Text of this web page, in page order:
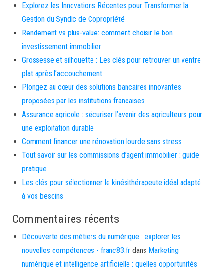
Explorez les Innovations Récentes pour Transformer la
Gestion du Syndic de Copropriété
Rendement vs plus-value: comment choisir le bon
investissement immobilier
Grossesse et silhouette : Les clés pour retrouver un ventre
plat après l’accouchement
Plongez au cœur des solutions bancaires innovantes
proposées par les institutions françaises
Assurance agricole : sécuriser l’avenir des agriculteurs pour
une exploitation durable
Comment financer une rénovation lourde sans stress
Tout savoir sur les commissions d’agent immobilier : guide
pratique
Les clés pour sélectionner le kinésithérapeute idéal adapté
à vos besoins
Commentaires récents
Découverte des métiers du numérique : explorer les
nouvelles compétences - franc83.fr dans Marketing
numérique et intelligence artificielle : quelles opportunités